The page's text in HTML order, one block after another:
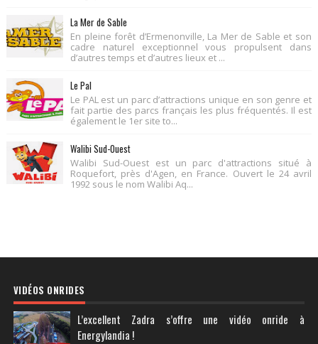
La Mer de Sable
En pleine forêt d’Ermenonville, La Mer de Sable et son
cadre naturel exceptionnel vous propulsent dans
d’autres temps et d’autres lieux et ...
Le Pal
Le PAL est un parc d’attractions unique en son genre et
fait partie des parcs français les plus fréquentés. Il est
également le 1er site to...
Walibi Sud-Ouest
Walibi Sud-Ouest est un parc d'attractions situé à
Roquefort, près d'Agen, en France. Ouvert le 24 avril
1992 sous le nom Walibi Aq...
VIDÉOS ONRIDES
L’excellent Zadra s’offre une vidéo onride à
Energylandia !